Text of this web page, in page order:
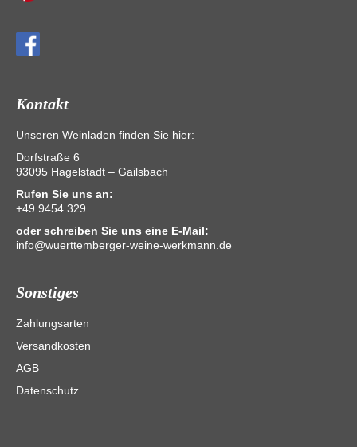
Kontakt
Unseren Weinladen finden Sie hier:
Dorfstraße 6
93095 Hagelstadt – Gailsbach
Rufen Sie uns an:
+49 9454 329
oder schreiben Sie uns eine E-Mail:
info@wuerttemberger-weine-werkmann.de
Sonstiges
Zahlungsarten
Versandkosten
AGB
Datenschutz